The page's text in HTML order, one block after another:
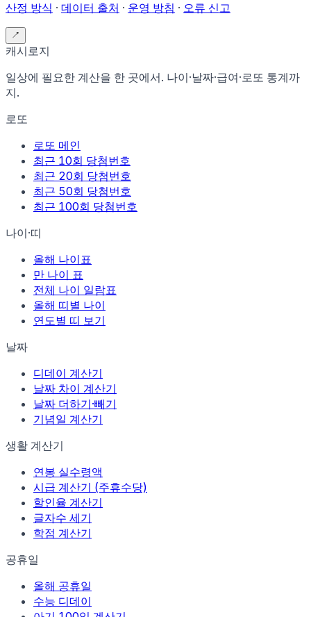
산정 방식 · 데이터 출처 · 운영 방침 · 오류 신고
↗
캐시로지
일상에 필요한 계산을 한 곳에서. 나이·날짜·급여·로또 통계까
지.
로또
로또 메인
최근 10회 당첨번호
최근 20회 당첨번호
최근 50회 당첨번호
최근 100회 당첨번호
나이·띠
올해 나이표
만 나이 표
전체 나이 일람표
올해 띠별 나이
연도별 띠 보기
날짜
디데이 계산기
날짜 차이 계산기
날짜 더하기·빼기
기념일 계산기
생활 계산기
연봉 실수령액
시급 계산기 (주휴수당)
할인율 계산기
글자수 세기
학점 계산기
공휴일
올해 공휴일
수능 디데이